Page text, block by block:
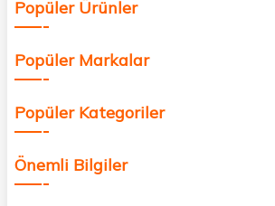
değer katmak için bize katılın!
Popüler Ürünler
Popüler Markalar
Popüler Kategoriler
Önemli Bilgiler